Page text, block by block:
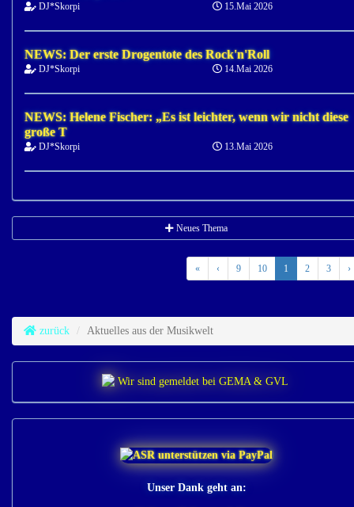
DJ*Skorpi 15.Mai 2026
NEWS: Der erste Drogentote des Rock'n'Roll
DJ*Skorpi 14.Mai 2026
NEWS: Helene Fischer: „Es ist leichter, wenn wir nicht diese
große T
DJ*Skorpi 13.Mai 2026
Neues Thema
« ‹ 9 10 1 2 3 ›
zurück Aktuelles aus der Musikwelt
Unser Dank geht an: